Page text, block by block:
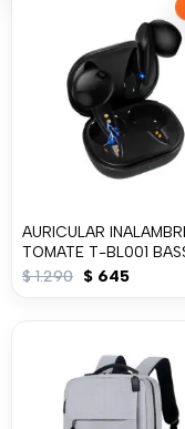
AURICULAR
TOMATE T-BL001
50% OFF
$1.290 El
$ 1.290.
$ 645El